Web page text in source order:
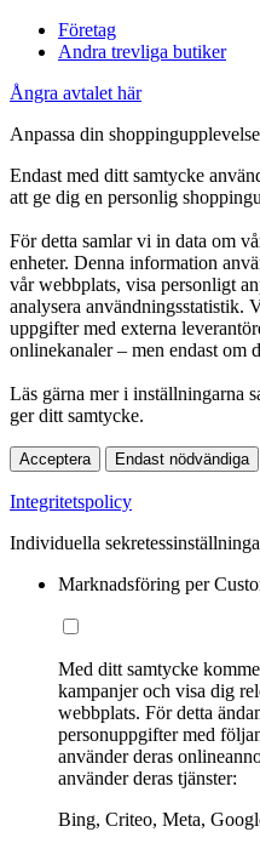
Företag
Andra trevliga butiker
Ångra avtalet här
Anpassa din shoppingupplevelse
Endast med ditt samtycke
att ge dig en personlig
För detta samlar vi in data om
enheter. Denna information
vår webbplats, visa personligt
analysera användningsstatistik.
uppgifter med externa
onlinekanaler – men endast om
Läs gärna mer i inställningarna
ger ditt samtycke.
Acceptera Endast nödvändiga
Integritetspolicy
Individuella
Marknadsföring per
Med ditt samtycke
kampanjer och visa dig
webbplats. För detta
personuppgifter med
använder deras
använder deras tjänster:
Bing, Criteo, Meta,